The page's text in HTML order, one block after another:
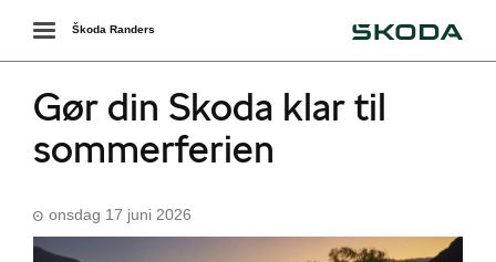
Toggle
navigation
Škoda Randers
Gør din Skoda klar til
sommerferien
onsdag 17 juni 2026